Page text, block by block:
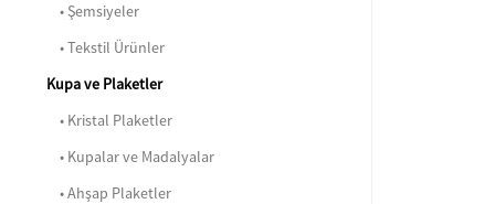
• Şemsiyeler
• Tekstil Ürünler
Kupa ve Plaketler
• Kristal Plaketler
• Kupalar ve Madalyalar
• Ahşap Plaketler